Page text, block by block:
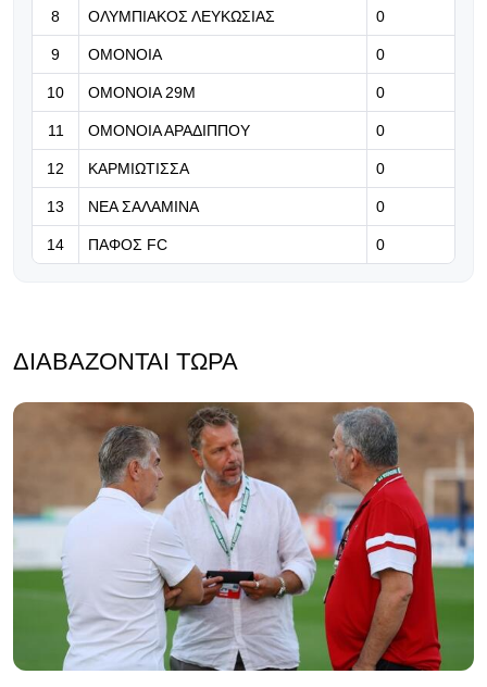
επιστροφής - Καλώς επέστρεψε
Ρόνι» (Βίντεο)
07.08.2026 | 21:24
Βραβείο ΑΝΘΡΩΠΙΑΣ για τον Τάσο
Χατζηγιοβάννη
8 ΟΛΥΜΠΙΑΚΟΣ ΛΕΥΚΩΣΙΑΣ 0
9 ΟΜΟΝΟΙΑ 0
10 ΟΜΟΝΟΙΑ 29Μ 0
11 ΟΜΟΝΟΙΑ ΑΡΑΔΙΠΠΟΥ 0
12 ΚΑΡΜΙΩΤΙΣΣΑ 0
13 ΝΕΑ ΣΑΛΑΜΙΝΑ 0
14 ΠΑΦΟΣ FC 0
ΔΙΑΒΆΖΟΝΤΑΙ ΤΏΡΑ